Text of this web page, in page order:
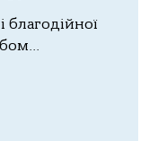
благодійної